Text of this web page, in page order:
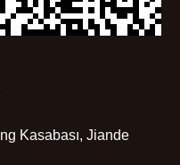
Kasabası, Jiande